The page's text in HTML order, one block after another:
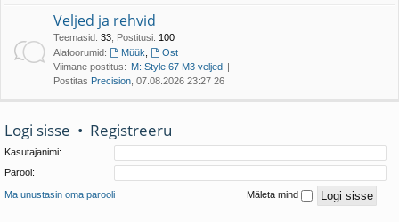
Veljed ja rehvid
Teemasid: 33 Postitusi: 100
Alafoorumid:
Müük
Ost
Viimane postitus: M: Style 67 M3 veljed
Postitas Precision , 07.08.2026 23:27 26
Logi sisse • Registreeru
Kasutajanimi:
Parool:
Ma unustasin oma parooli Mäleta mind